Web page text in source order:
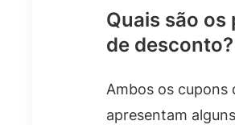
Quais são
de desconto?
Ambos os cupons
apresentam